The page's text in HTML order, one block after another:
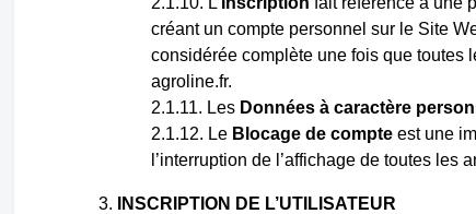
créant un compte personnel sur le Site
considérée complète une fois que toutes
agroline.fr.
Les Données à caractère
Le Blocage de compteest une
l’interruption de l’affichage de toutes
INSCRIPTION DE L’UTILISATEUR